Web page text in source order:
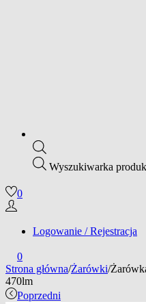
Wyszukiwarka
0
Logowanie / Rejestracja
0
Strona główna/Żarówki/
470lm
Poprzedni